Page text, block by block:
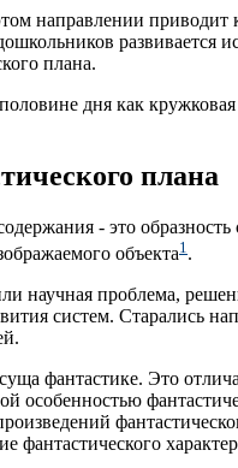
направлении
развивается
плана.
дня как
плана
- это
объекта1 .
научная проблема,
систем. Старались
фантастике. Это
фантастического